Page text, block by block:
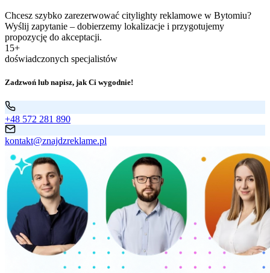
Chcesz szybko zarezerwować citylighty reklamowe w Bytomiu?
Wyślij zapytanie – dobierzemy lokalizacje i przygotujemy
propozycję do akceptacji.
15+
doświadczonych specjalistów
Zadzwoń lub napisz, jak Ci wygodnie!
+48 572 281 890
kontakt@znajdzreklame.pl